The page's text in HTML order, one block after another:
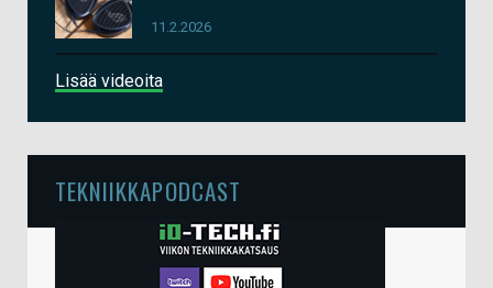
11.2.2026
Lisää videoita
TEKNIIKKAPODCAST